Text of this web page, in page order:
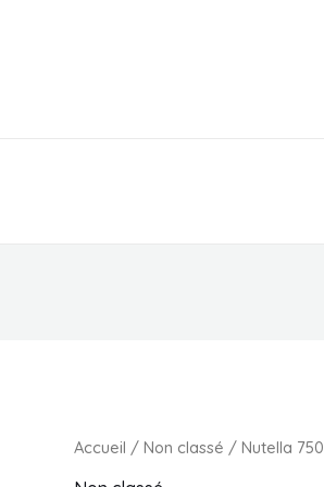
Accueil /Non classé / Nutella 750